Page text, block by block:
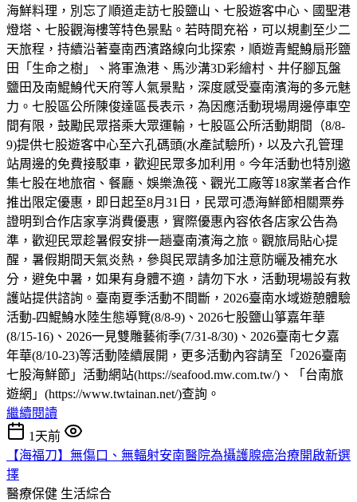
海鮮料理，別忘了順道走訪七股鹽山、七股遊客中心、國聖港
燈塔、七股觀海樓等特色景點。若時間充裕，可以規劃至少二
天旅程，持續沿著臺南西濱路線向北探索，順遊青鯤鯓扇形鹽
田「生命之樹」、將軍漁港、馬沙溝3D彩繪村、井仔腳瓦盤
鹽田及南鯤鯓代天府等人氣景點，深度感受臺南濱海的多元魅
力。七股區公所陳俊達區長表示，為因應活動現場周邊停車空
間有限，鼓勵民眾搭乘大眾運輸，七股區公所活動期間（8/8-
9)提供七股遊客中心至六孔碼頭(水產試驗所)，以及六孔管理
站周邊的免費接駁車，歡迎民眾多加利用。今年活動也特別邀
集七股在地旅宿、餐廳、娛樂漁筏、觀光工廠等18家業者合作
推出限定優惠，即日起至8月31日，民眾可憑海鮮節相關票券
證明到合作店家享消費優惠，實際優惠內容依各店家公告為
準，歡迎民眾趁暑假安排一趟臺南濱海之旅。觀旅局貼心提
醒，暑假期間天氣炎熱，參與民眾請多加注意防曬及補充水
分，避免中暑，如果有身體不適，請勿下水，活動現場設有救
護站提供諮詢。臺南夏季活動不間斷，2026臺南水域遊憩體驗
活動-四鯤鯓水陸生態導覽(8/8-9)、2026七股鹽山箏嘉年華
(8/15-16)、2026一見雙雕藝術季(7/31-8/30)、2026臺南七夕嘉
年華(8/10-23)等活動陸續展開，更多活動內容請至「2026臺南
七股海鮮節」活動網站(https://seafood.mw.com.tw/)、「台南旅
遊網」(https://www.twtainan.net/)查詢。
繼續閱讀
1天前
【海福刀】無傷口、無輻射安南醫院為攝護腺癌治療開啟新選
擇
醫療保健 生活綜合